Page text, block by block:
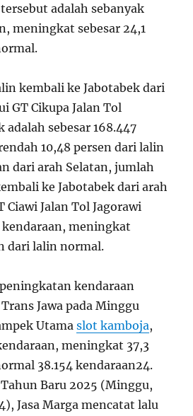
adalah sebanyak
meningkat sebesar 24,1
kembali ke Jabotabek dari
GT Cikupa Jalan Tol
sebesar 168.447
10,48 persen dari lalin
dari arah Selatan, jumlah
ke Jabotabek dari arah
Ciawi Jalan Tol Jagorawi
kendaraan, meningkat
dari lalin normal.
kendaraan
Jawa pada Minggu
Utamaslot kamboja,
meningkat 37,3
38.154 kendaraan24.
Baru 2025 (Minggu,
Jasa Marga mencatat lalu